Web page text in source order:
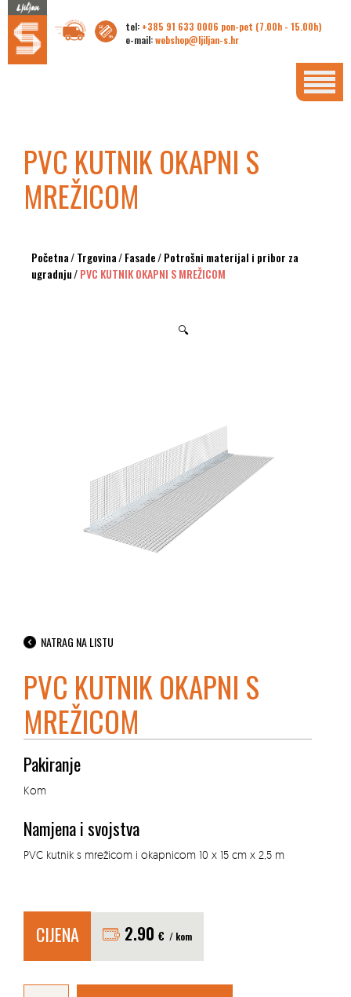
tel: +385 91 633 0006 pon-pet (7.00h - 15.00h)
e-mail:webshop@ljiljan-s.hr
PVC KUTNIK OKAPNI S
MREŽICOM
Početna/Trgovina/Fasade/Potrošni materijal i pribor za
ugradnju/PVC KUTNIK OKAPNI S MREŽICOM
🔍
NATRAG NA LISTU
PVC KUTNIK OKAPNI S
MREŽICOM
Pakiranje
Kom
Namjena i svojstva
PVC kutnik s mrežicom i okapnicom 10 x 15 cm x 2,5 m
CIJENA 2.90 € / kom
PVC